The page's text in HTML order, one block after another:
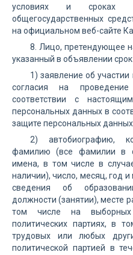
условиях и сроках
общегосударственных
на официальном веб-сайте
8. Лицо, претендующее
указанный в объявлении
1) заявление об
согласия на
соответствии с
персональных данных в
защите персональных
2) автобиографию,
фамилию (все фамилии в
имена, в том числе в
наличии), число, месяц, год
сведения об
должности (занятии), месте
том числе на выборных
политических партиях, в
трудовых или любых
политической партией в